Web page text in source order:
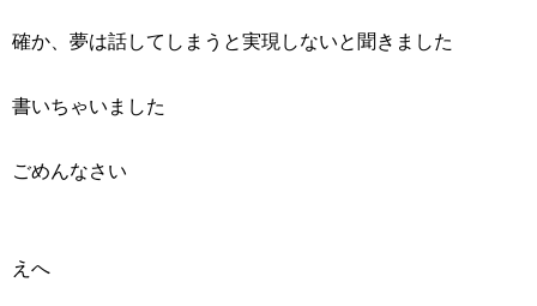
確か、夢は話してしまうと実現しないと聞きました
書いちゃいました
ごめんなさい
えへ